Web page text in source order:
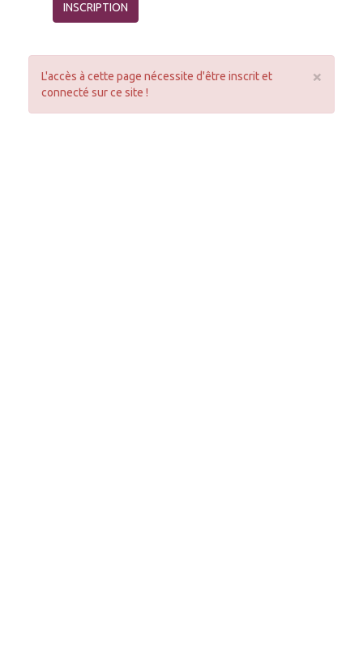
INSCRIPTION
×
L'accès à cette page nécessite d'être inscrit et
connecté sur ce site !